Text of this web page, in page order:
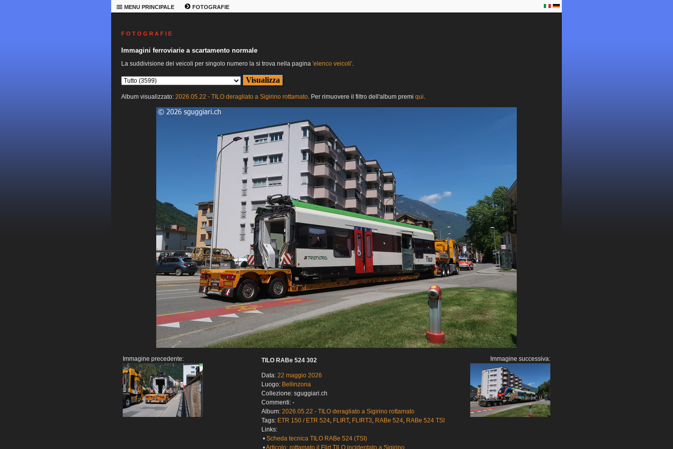
MENU PRINCIPALE FOTOGRAFIE
F O T O G R A F I E
Immagini ferroviarie a scartamento normale
La suddivisione dei veicoli per singolo numero la si trova nella pagina 'elenco veicoli'.
Album visualizzato: 2026.05.22 - TILO deragliato a Sigirino rottamato. Per rimuovere il filtro dell'album premi qui.
Immagine precedente: TILO RABe 524 302
Data: 22 maggio 2026
Luogo: Bellinzona
Collezione: sguggiari.ch
Commenti: -
Album: 2026.05.22 - TILO deragliato a Sigirino rottamato
Tags: ETR 150 / ETR 524, FLIRT, FLIRT3, RABe 524, RABe 524 TSI
Links:
• Scheda tecnica TILO RABe 524 (TSI)
Immagine successiva: